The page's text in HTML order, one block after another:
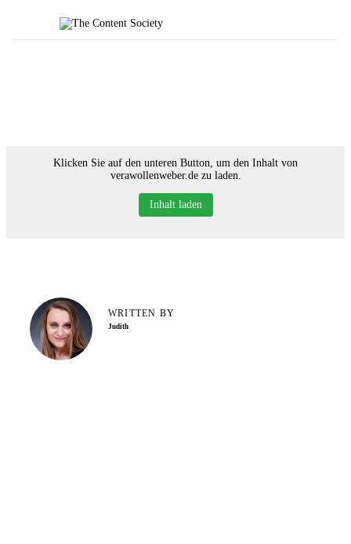
Klicken Sie auf den unteren Button, um den Inhalt von
verawollenweber.de zu laden.
Inhalt laden
WRITTEN BY
Judith